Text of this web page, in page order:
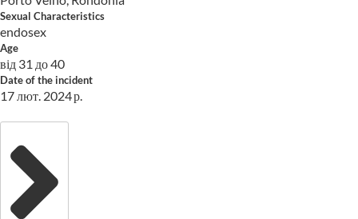
Sexual Characteristics
endosex
Age
від 31 до 40
Date of the incident
17 лют. 2024 р.